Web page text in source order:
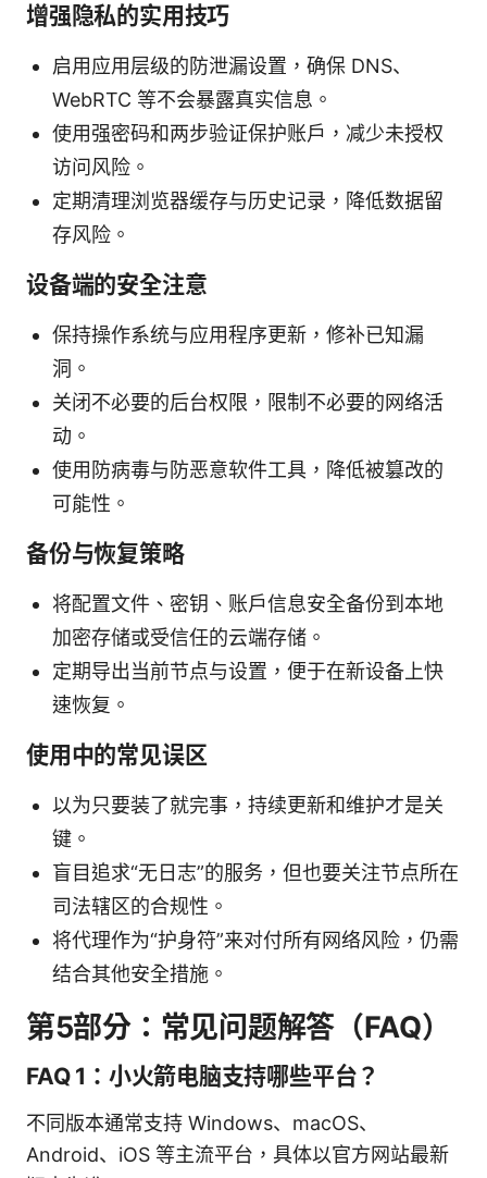
增强隐私的实用技巧
启用应用层级的防泄漏设置，确保 DNS、
WebRTC 等不会暴露真实信息。
使用强密码和两步验证保护账户，减少未授权
访问风险。
定期清理浏览器缓存与历史记录，降低数据留
存风险。
设备端的安全注意
保持操作系统与应用程序更新，修补已知漏
洞。
关闭不必要的后台权限，限制不必要的网络活
动。
使用防病毒与防恶意软件工具，降低被篡改的
可能性。
备份与恢复策略
将配置文件、密钥、账户信息安全备份到本地
加密存储或受信任的云端存储。
定期导出当前节点与设置，便于在新设备上快
速恢复。
使用中的常见误区
以为只要装了就完事，持续更新和维护才是关
键。
盲目追求“无日志”的服务，但也要关注节点所在
司法辖区的合规性。
将代理作为“护身符”来对付所有网络风险，仍需
结合其他安全措施。
第5部分：常见问题解答（FAQ）
FAQ 1：小火箭电脑支持哪些平台？
不同版本通常支持 Windows、macOS、
Android、iOS 等主流平台，具体以官方网站最新